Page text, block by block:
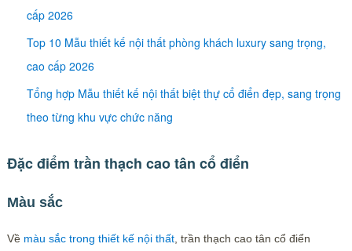
cấp 2026
Top 10 Mẫu thiết kế nội thất phòng khách luxury sang trọng,
cao cấp 2026
Tổng hợp Mẫu thiết kế nội thất biệt thự cổ điển đẹp, sang trọng
theo từng khu vực chức năng
Đặc điểm trần thạch cao tân cổ điển
Màu sắc
Về màu sắc trong thiết kế nội thất, trần thạch cao tân cổ điển